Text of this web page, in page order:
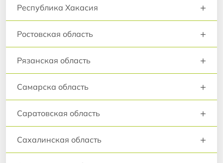
Республика Хакасия +
Ростовская область +
Рязанская область +
Самарска область +
Саратовская область +
Сахалинская область +